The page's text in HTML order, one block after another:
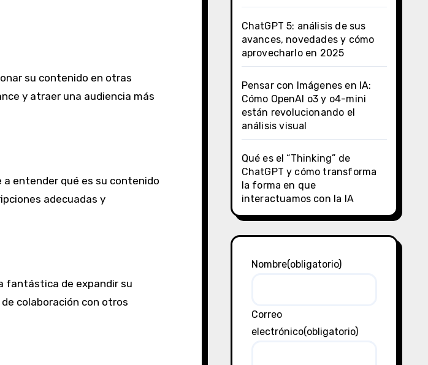
su contenido en otras
y atraer una audiencia más
a entender qué es su contenido
adecuadas y
fantástica de expandir su
colaboración con otros
ChatGPT 5: análisis de sus
avances, novedades y cómo
aprovecharlo en 2025
Pensar con Imágenes en IA:
Cómo OpenAI o3 y o4-mini
están revolucionando el
análisis visual
Qué es el “Thinking” de
ChatGPT y cómo transforma
la forma en que
interactuamos con la IA
Nombre(obligatorio)
Correo
electrónico(obligatorio)